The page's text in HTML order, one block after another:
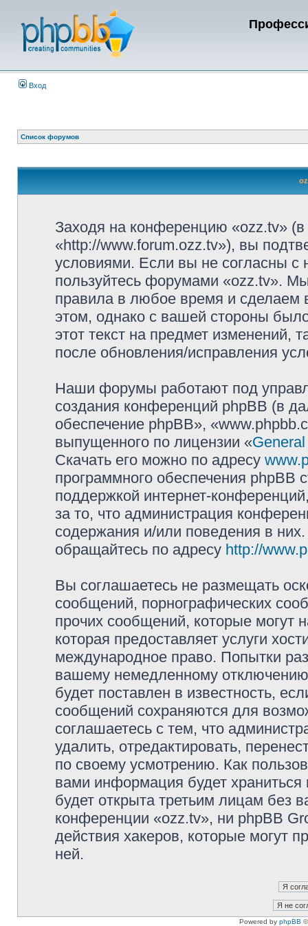
Вход
Список форумов
Заходя на конференцию «ozz.tv»
«http://www.forum.ozz.tv»), вы
условиями. Если вы не согласны с
пользуйтесь форумами «ozz.tv».
правила в любое время и сделаем
этом, однако с вашей стороны
этот текст на предмет изменений,
после обновления/исправления
Наши форумы работают под
создания конференций phpBB (в
обеспечение phpBB»,
выпущенного по лицензии «
Скачать его можно по адресу
программного обеспечения phpBB
поддержкой интернет-
за то, что администрация
содержания и/или поведения в
обращайтесь по адресу http://
Вы соглашаетесь не размещать
сообщений, порнографических
прочих сообщений, которые могут
которая предоставляет услуги
международное право. Попытки
вашему немедленному
будет поставлен в известность,
сообщений сохраняются для
соглашаетесь с тем, что
удалить, отредактировать,
по своему усмотрению. Как
вами информация будет
будет открыта третьим лицам без
конференции «ozz.tv», ни phpBB
действия хакеров, которые могут
ней.
Powered by phpBB